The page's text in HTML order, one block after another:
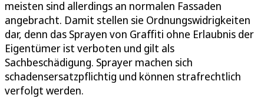
meisten sind allerdings an normalen Fassaden
angebracht. Damit stellen sie Ordnungswidrigkeiten
dar, denn das Sprayen von Graffiti ohne Erlaubnis der
Eigentümer ist verboten und gilt als
Sachbeschädigung. Sprayer machen sich
schadensersatzpflichtig und können strafrechtlich
verfolgt werden.